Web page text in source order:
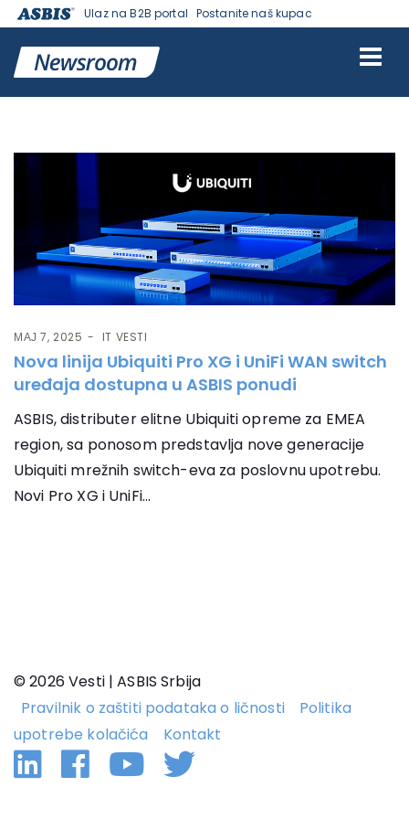
Ulaz na B2B portal Postanite naš kupac
Ознака:Pro XG
МАЈ 7, 2025 IT VESTI
Nova linija Ubiquiti Pro XG i UniFi WAN switch
uređaja dostupna u ASBIS ponudi
ASBIS, distributer elitne Ubiquiti opreme za EMEA
region, sa ponosom predstavlja nove generacije
Ubiquiti mrežnih switch-eva za poslovnu upotrebu.
Novi Pro XG i UniFi...
© 2026 Vesti | ASBIS Srbija
Pravilnik o zaštiti podataka o ličnosti
Politika
upotrebe kolačića
Kontakt
Linkedin
Facebook
YouTube
Twitter